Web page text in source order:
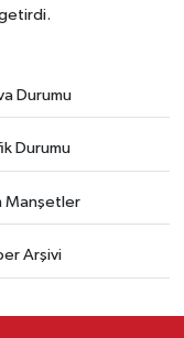
Durumu
Durumu
Manşetler
Arşivi